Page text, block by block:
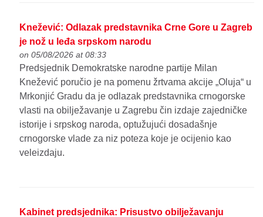
Knežević: Odlazak predstavnika Crne Gore u Zagreb
je nož u leđa srpskom narodu
on 05/08/2026 at 08:33
Predsjednik Demokratske narodne partije Milan
Knežević poručio je na pomenu žrtvama akcije „Oluja“ u
Mrkonjić Gradu da je odlazak predstavnika crnogorske
vlasti na obilježavanje u Zagrebu čin izdaje zajedničke
istorije i srpskog naroda, optužujući dosadašnje
crnogorske vlade za niz poteza koje je ocijenio kao
veleizdaju.
Kabinet predsjednika: Prisustvo obilježavanju